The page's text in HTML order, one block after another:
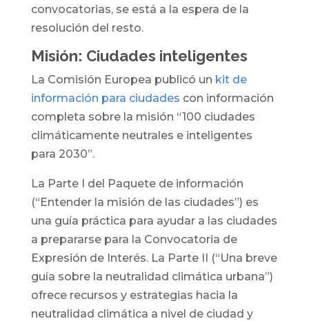
convocatorias, se está a la espera de la
resolución del resto.
Misión: Ciudades inteligentes
La Comisión Europea publicó un kit de
información para ciudades con información
completa sobre la misión “100 ciudades
climáticamente neutrales e inteligentes
para 2030”.
La Parte I del Paquete de información
(“Entender la misión de las ciudades”) es
una guía práctica para ayudar a las ciudades
a prepararse para la Convocatoria de
Expresión de Interés. La Parte II (“Una breve
guía sobre la neutralidad climática urbana”)
ofrece recursos y estrategias hacia la
neutralidad climática a nivel de ciudad y